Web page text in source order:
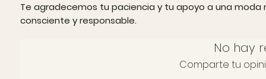
Te agradecemos tu paciencia y tu apoyo a una moda
consciente y responsable.
No hay
Comparte tu